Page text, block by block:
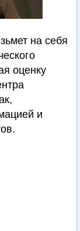
на себя
оценку
и